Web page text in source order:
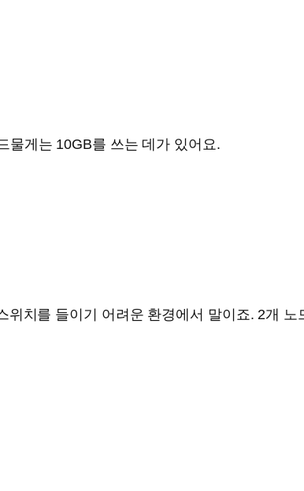
물게는 10GB를 쓰는 데가 있어요.
치를 들이기 어려운 환경에서 말이죠. 2개 노